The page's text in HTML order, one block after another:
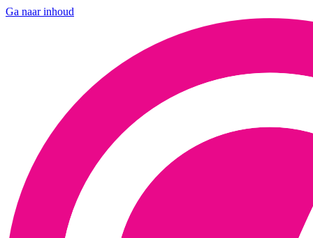
Ga naar inhoud